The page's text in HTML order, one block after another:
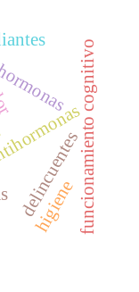
funcionamiento cognitivo
delincuentes
higiene